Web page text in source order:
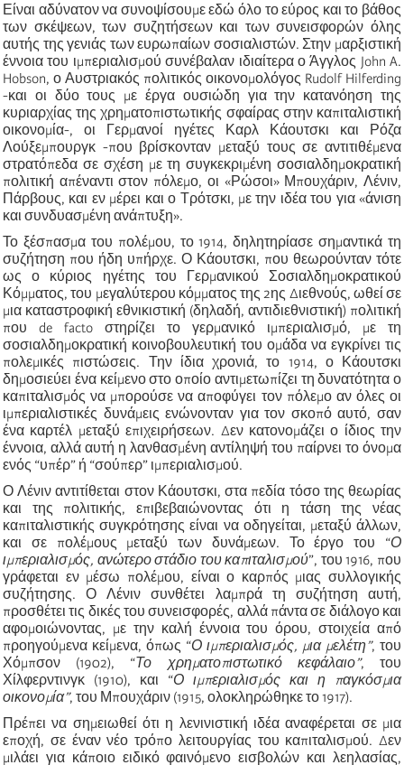
Είναι αδύνατον να συνοψίσουμε εδώ όλο το εύρος και το βάθος
των σκέψεων, των συζητήσεων και των συνεισφορών όλης
αυτής της γενιάς των ευρωπαίων σοσιαλιστών. Στην μαρξιστική
έννοια του ιμπεριαλισμού συνέβαλαν ιδιαίτερα ο Άγγλος John A.
Hobson, ο Αυστριακός πολιτικός οικονομολόγος Rudolf Hilferding
-και οι δύο τους με έργα ουσιώδη για την κατανόηση της
κυριαρχίας της χρηματοπιστωτικής σφαίρας στην καπιταλιστική
οικονομία-, οι Γερμανοί ηγέτες Καρλ Κάουτσκι και Ρόζα
Λούξεμπουργκ -που βρίσκονταν μεταξύ τους σε αντιτιθέμενα
στρατόπεδα σε σχέση με τη συγκεκριμένη σοσιαλδημοκρατική
πολιτική απέναντι στον πόλεμο, οι «Ρώσοι» Μπουχάριν, Λένιν,
Πάρβους, και εν μέρει και ο Τρότσκι, με την ιδέα του για «άνιση
και συνδυασμένη ανάπτυξη».
Το ξέσπασμα του πολέμου, το 1914, δηλητηρίασε σημαντικά τη
συζήτηση που ήδη υπήρχε. Ο Κάουτσκι, που θεωρούνταν τότε
ως ο κύριος ηγέτης του Γερμανικού Σοσιαλδημοκρατικού
Κόμματος, του μεγαλύτερου κόμματος της 2ης Διεθνούς, ωθεί σε
μια καταστροφική εθνικιστική (δηλαδή, αντιδιεθνιστική) πολιτική
που de facto στηρίζει το γερμανικό ιμπεριαλισμό, με τη
σοσιαλδημοκρατική κοινοβουλευτική του ομάδα να εγκρίνει τις
πολεμικές πιστώσεις. Την ίδια χρονιά, το 1914, ο Κάουτσκι
δημοσιεύει ένα κείμενο στο οποίο αντιμετωπίζει τη δυνατότητα ο
καπιταλισμός να μπορούσε να αποφύγει τον πόλεμο αν όλες οι
ιμπεριαλιστικές δυνάμεις ενώνονταν για τον σκοπό αυτό, σαν
ένα καρτέλ μεταξύ επιχειρήσεων. Δεν κατονομάζει ο ίδιος την
έννοια, αλλά αυτή η λανθασμένη αντίληψή του παίρνει το όνομα
ενός “υπέρ” ή “σούπερ” ιμπεριαλισμού.
Ο Λένιν αντιτίθεται στον Κάουτσκι, στα πεδία τόσο της θεωρίας
και της πολιτικής, επιβεβαιώνοντας ότι η τάση της νέας
καπιταλιστικής συγκρότησης είναι να οδηγείται, μεταξύ άλλων,
και σε πολέμους μεταξύ των δυνάμεων. Το έργο του “Ο
ιμπεριαλισμός, ανώτερο στάδιο του καπιταλισμού”, του 1916, που
γράφεται εν μέσω πολέμου, είναι ο καρπός μιας συλλογικής
συζήτησης. Ο Λένιν συνθέτει λαμπρά τη συζήτηση αυτή,
προσθέτει τις δικές του συνεισφορές, αλλά πάντα σε διάλογο και
αφομοιώνοντας, με την καλή έννοια του όρου, στοιχεία από
προηγούμενα κείμενα, όπως “Ο ιμπεριαλισμός, μια μελέτη”, του
Χόμπσον (1902), “Το χρηματοπιστωτικό κεφάλαιο”, του
Χίλφερντινγκ (1910), και “Ο ιμπεριαλισμός και η παγκόσμια
οικονομία”, του Μπουχάριν (1915, ολοκληρώθηκε το 1917).
Πρέπει να σημειωθεί ότι η λενινιστική ιδέα αναφέρεται σε μια
εποχή, σε έναν νέο τρόπο λειτουργίας του καπιταλισμού. Δεν
μιλάει για κάποιο ειδικό φαινόμενο εισβολών και λεηλασίας,